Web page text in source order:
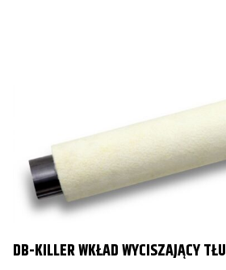
DB-KILLER WKŁAD WYCISZAJĄCY